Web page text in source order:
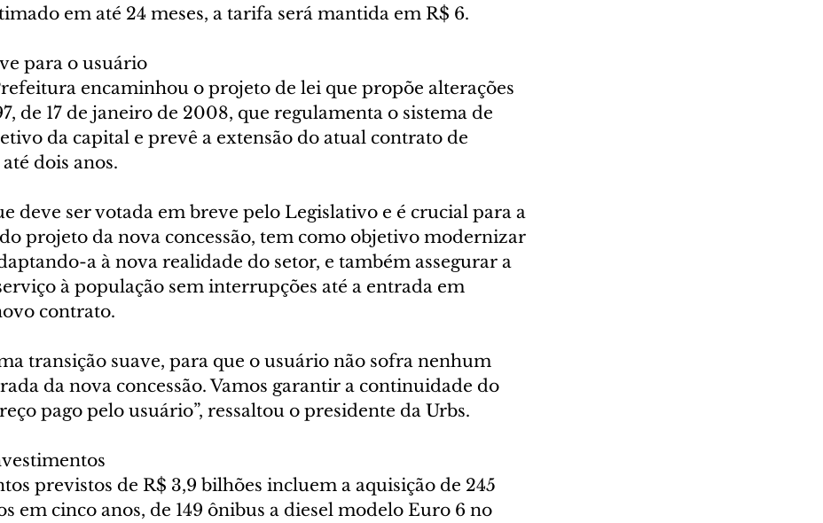
em até 24 meses, a tarifa será mantida em R$ 6.
para o usuário
encaminhou o projeto de lei que propõe alterações
de 17 de janeiro de 2008, que regulamenta o sistema de
da capital e prevê a extensão do atual contrato de
dois anos.
deve ser votada em breve pelo Legislativo e é crucial para a
projeto da nova concessão, tem como objetivo modernizar
a à nova realidade do setor, e também assegurar a
à população sem interrupções até a entrada em
contrato.
transição suave, para que o usuário não sofra nenhum
da nova concessão. Vamos garantir a continuidade do
pago pelo usuário”, ressaltou o presidente da Urbs.
previstos de R$ 3,9 bilhões incluem a aquisição de 245
em cinco anos, de 149 ônibus a diesel modelo Euro 6 no